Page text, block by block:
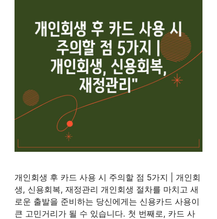
개인회생 후 카드 사용 시 주의할 점 5가지 | 개인회
생, 신용회복, 재정관리 개인회생 절차를 마치고 새
로운 출발을 준비하는 당신에게는 신용카드 사용이
큰 고민거리가 될 수 있습니다. 첫 번째로, 카드 사